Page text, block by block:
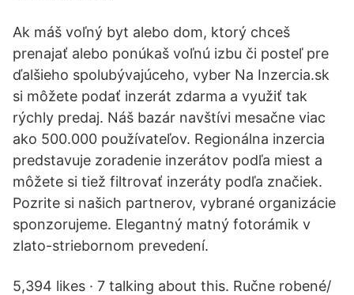
Ak máš voľný byt alebo dom, ktorý chceš
prenajať alebo ponúkaš voľnú izbu či posteľ pre
ďalšieho spolubývajúceho, vyber Na Inzercia.sk
si môžete podať inzerát zdarma a využiť tak
rýchly predaj. Náš bazár navštívi mesačne viac
ako 500.000 používateľov. Regionálna inzercia
predstavuje zoradenie inzerátov podľa miest a
môžete si tiež filtrovať inzeráty podľa značiek.
Pozrite si našich partnerov, vybrané organizácie
sponzorujeme. Elegantný matný fotorámik v
zlato-striebornom prevedení.
5,394 likes · 7 talking about this. Ručne robené/